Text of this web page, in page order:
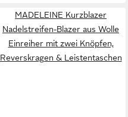
MADELEINE Kurzblazer
Nadelstreifen-Blazer aus Wolle
Einreiher mit zwei Knöpfen,
Reverskragen & Leistentaschen